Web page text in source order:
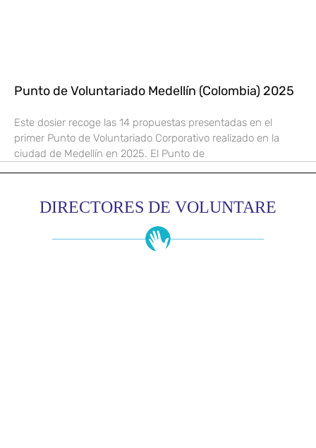
Punto de Voluntariado Medellín (Colombia) 2025
Este dosier recoge las 14 propuestas presentadas en el
primer Punto de Voluntariado Corporativo realizado en la
ciudad de Medellín en 2025. El Punto de
DIRECTORES DE VOLUNTARE